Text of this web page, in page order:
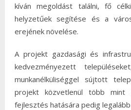
kíván megoldást találni, fő
helyzetűek segítése és a
erejének növelése.
A projekt gazdasági és
kedvezményezett
munkanélküliséggel sújtott
projekt közvetlenül több
fejlesztés hatására pedig